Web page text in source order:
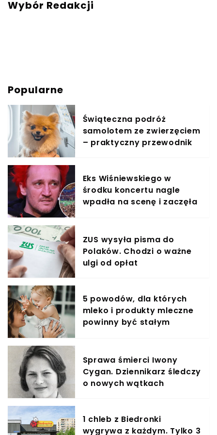
Wybór Redakcji
Popularne
Świąteczna podróż
samolotem ze zwierzęciem
– praktyczny przewodnik
Eks Wiśniewskiego w
środku koncertu nagle
wpadła na scenę i zaczęła
ZUS wysyła pisma do
Polaków. Chodzi o ważne
ulgi od opłat
5 powodów, dla których
mleko i produkty mleczne
powinny być stałym
Sprawa śmierci Iwony
Cygan. Dziennikarz śledczy
o nowych wątkach
1 chleb z Biedronki
wygrywa z każdym. Tylko 3